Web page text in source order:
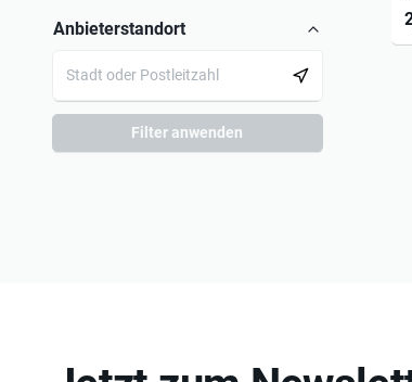
Anbieterstandort
Filter anwenden